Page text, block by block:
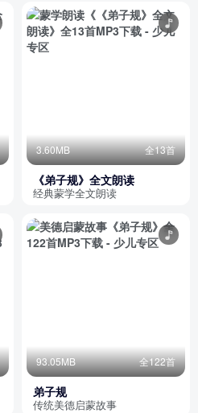
3.60MB 全13首
《弟子规》全文朗读
经典蒙学全文朗读
93.05MB 全122首
弟子规
传统美德启蒙故事